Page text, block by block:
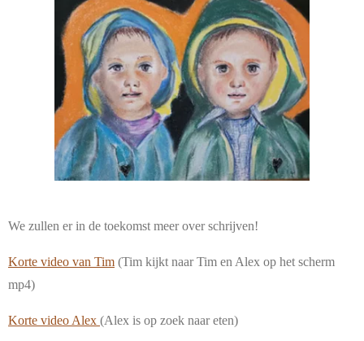
We zullen er in de toekomst meer over schrijven!
Korte video van Tim (Tim kijkt naar Tim en Alex op het scherm
mp4)
Korte video Alex (Alex is op zoek naar eten)